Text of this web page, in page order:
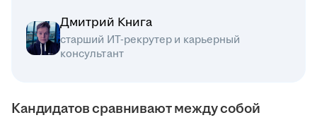
Дмитрий Книга
старший ИТ-рекрутер и карьерный
консультант
Кандидатов сравнивают между собой